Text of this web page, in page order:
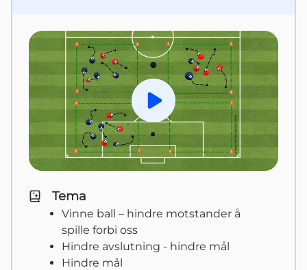
Spill av
Tema
Vinne ball – hindre motstander å
spille forbi oss
Hindre avslutning - hindre mål
Hindre mål